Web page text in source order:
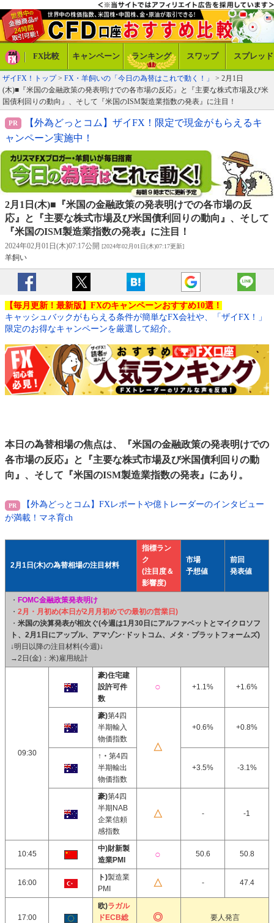
FX比較 キャンペーン ランキング スワップ スプレッド
ザイFX！トップ> FX・羊飼いの「今日の為替はこれで動く！」
> 2月1日
(木)■『米国の金融政策の発表明けでの各市場の反応』と『主要な株式市場及び米
国債利回りの動向』、そして『米国のISM製造業指数の発表』に注目！
【外為どっとコム】ザイFX！限定で現金がもらえるキ
ャンペーン実施中！
2月1日(木)■『米国の金融政策の発表明けでの各市場の反
応』と『主要な株式市場及び米国債利回りの動向』、そして
『米国のISM製造業指数の発表』に注目！
2024年02月01日(木)07:17公開 [2024年02月01日(木)07:17更新]
羊飼い
【毎月更新！最新版】FXのキャンペーンおすすめ10選！
キャッシュバックがもらえる条件が簡単なFX会社や、「ザイFX！」
限定のお得なキャンペーンを厳選して紹介。
本日の為替相場の焦点は、『米国の金融政策の発表明けでの
各市場の反応』と『主要な株式市場及び米国債利回りの動
向』、そして『米国のISM製造業指数の発表』にあり。
【外為どっとコム】FXレポートや億トレーダーのインタビュー
が満載！マネ育ch
2月1日(木)の為替相場の注目材料
指標ラン
ク
(注目度＆
影響度)
市場
予想値
前回
発表値
・ FOMC金融政策発表明け
・ 2月・月初め(本日が2月月初めでの最初の営業日)
・ 米国の決算発表が相次ぐ(今週は1月30日にアルファベットとマイクロソフ
ト、2月1日にアップル、アマゾン･ドットコム、メタ・プラットフォームズ)
↓明日以降の注目材料(今週)↓
→2日(金)：米)雇用統計
09:30
豪)住宅建
設許可件
数
+1.1% +1.6%
豪)第4四
半期輸入
物価指数
+0.6% +0.8%
↑・ 第4四
半期輸出
物価指数
+3.5% -3.1%
豪)第4四
半期NAB
企業信頼
感指数
- -1
10:45
中)財新製
造業PMI
50.6 50.8
16:00
ト)製造業
PMI
- 47.4
17:00
欧)ラガル
ドECB総
要人発言